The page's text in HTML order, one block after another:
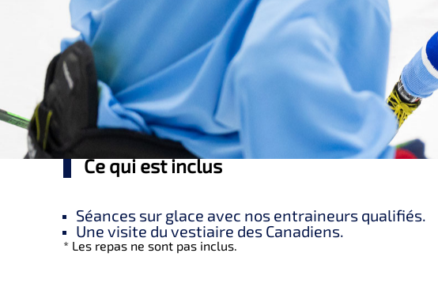
Ce qui est inclus
Séances sur glace avec nos entraineurs qualifiés.
Une visite du vestiaire des Canadiens.
* Les repas ne sont pas inclus.